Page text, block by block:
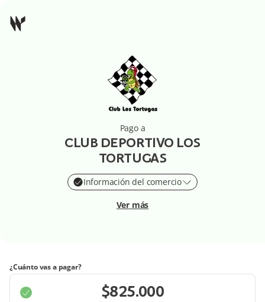
Pago a
CLUB DEPORTIVO LOS
TORTUGAS
Información del comercio
Ver más
¿Cuánto vas a pagar?